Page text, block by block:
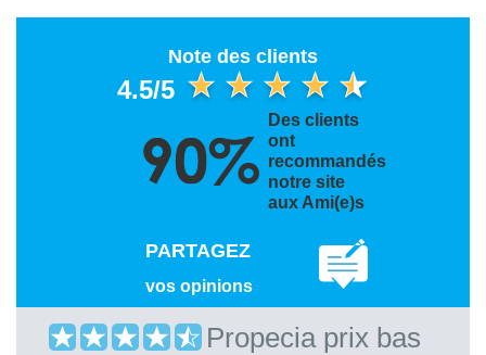
Note des clients
4.5/5
Des clients
ont
recommandés
notre site
aux Ami(e)s
PARTAGEZ
vos opinions
Propecia prix bas